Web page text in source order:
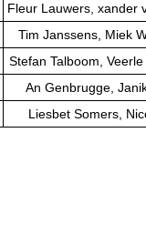
Fleur Lauwers, xander
Tim Janssens, Miek
Stefan Talboom,
An Genbrugge,
Liesbet Somers,